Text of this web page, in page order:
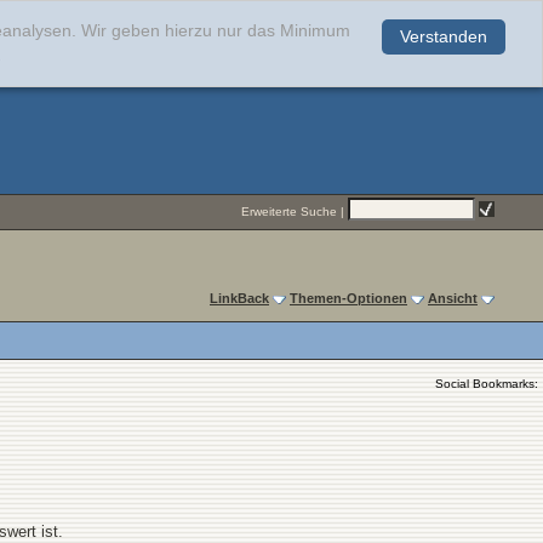
Verstanden
Wir geben hierzu nur das Minimum
Erweiterte Suche |
LinkBack Themen-Optionen Ansicht
Social Bookmarks:
ist.